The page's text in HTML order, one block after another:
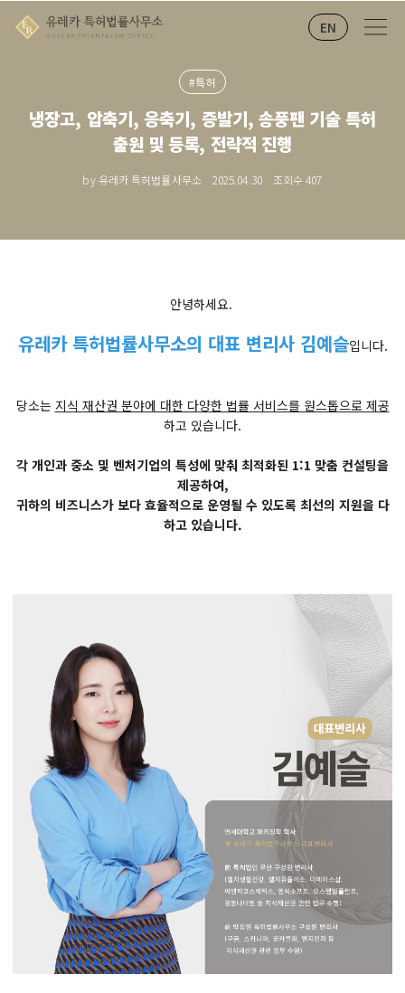
EN
#특허
냉장고, 압축기, 응축기, 증발기, 송풍팬 기술 특허
출원 및 등록, 전략적 진행
by 유레카 특허법률사무소 2025.04.30 조회수407
안녕하세요.
유레카 특허법률사무소의 대표 변리사 김예슬입니다.
당소는 지식 재산권 분야에 대한 다양한 법률 서비스를 원스톱으로 제공
하고 있습니다.
각 개인과 중소 및 벤처기업의 특성에 맞춰 최적화된 1:1 맞춤 컨설팅을
제공하여,
귀하의 비즈니스가 보다 효율적으로 운영될 수 있도록 최선의 지원을 다
하고 있습니다.